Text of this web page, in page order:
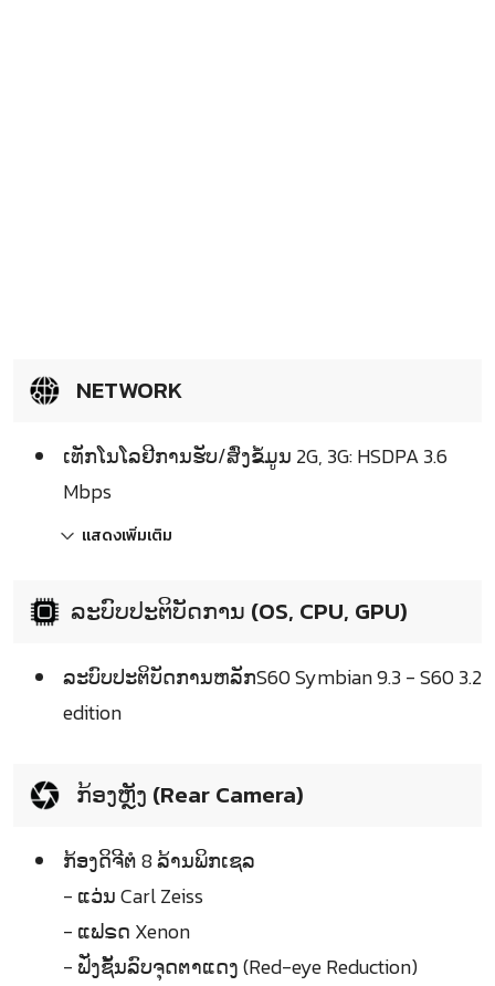
NETWORK
ເທັກໂນໂລຢີການຮັບ/ສົ່ງຂໍ້ມູນ 2G, 3G: HSDPA 3.6
Mbps
แสดงเพิ่มเติม
ລະບົບປະຕິບັດການ (OS, CPU, GPU)
ລະບົບປະຕິບັດການຫລັກS60 Symbian 9.3 - S60 3.2
edition
ກ້ອງຫຼັງ (Rear Camera)
ກ້ອງດິຈີຕໍ 8 ລ້ານພິກເຊລ
- ແວ່ນ Carl Zeiss
- ແຟຣດ Xenon
- ຟັ່ງຊັ້ນລົບຈຸດຕາແດງ (Red-eye Reduction)